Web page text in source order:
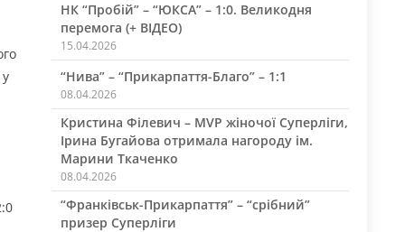
НК “Пробій” – “ЮКСА” – 1:0. Великодня
перемога (+ ВІДЕО)
15.04.2026
“Нива” – “Прикарпаття-Благо” – 1:1
08.04.2026
Кристина Філевич – MVP жіночої Суперліги,
Ірина Бугайова отримала нагороду ім.
Марини Ткаченко
08.04.2026
“Франківськ-Прикарпаття” – “срібний”
призер Суперліги